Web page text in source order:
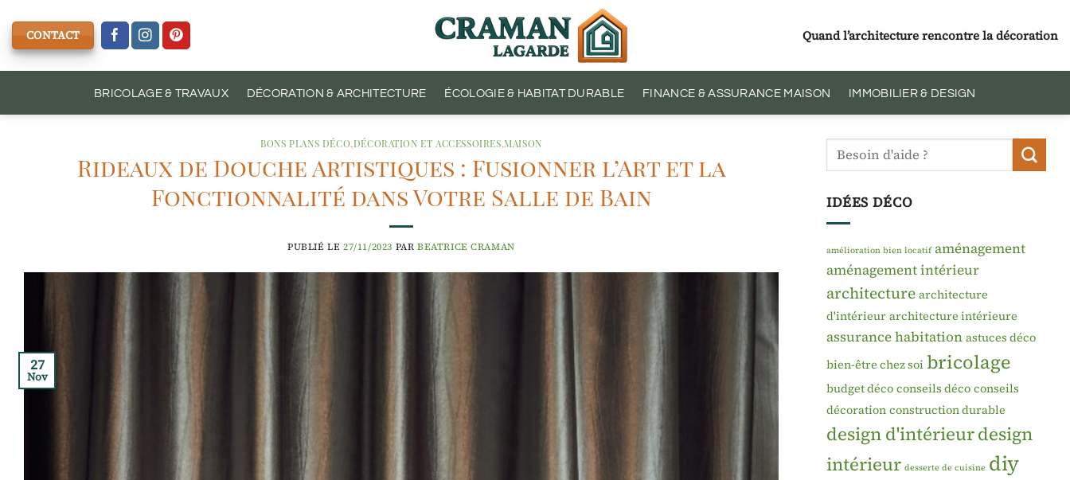
au
contenu
CONTACT Quand l’architecture rencontre la décoration
BRICOLAGE & TRAVAUX DÉCORATION & ARCHITECTURE ÉCOLOGIE & HABITAT DURABLE FINANCE & ASSURANCE MAISON IMMOBILIER & DESIGN
BONS PLANS DÉCO,DÉCORATION ET ACCESSOIRES,MAISON
Rideaux de Douche Artistiques : Fusionner l’Art et la
Fonctionnalité dans Votre Salle de Bain
PUBLIÉ LE27/11/2023 PAR BEATRICE CRAMAN
27
Nov
IDÉES DÉCO
amélioration bien locatif aménagement
aménagement intérieur
architecture architecture
d'intérieur architecture intérieure
assurance habitation astuces déco
bien-être chez soi bricolage
budget déco conseils déco conseils
décoration construction durable
design d'intérieurdesign
intérieur desserte de cuisine diy